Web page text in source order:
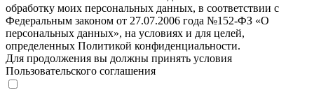
обработку моих персональных данных, в соответствии с
Федеральным законом от 27.07.2006 года №152-ФЗ «О
персональных данных», на условиях и для целей,
определенных Политикой конфиденциальности.
Для продолжения вы должны принять условия
Пользовательского соглашения